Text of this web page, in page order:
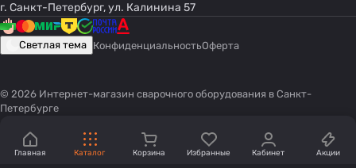
г. Санкт-Петербург, ул. Калинина 57
Светлая тема КонфиденциальностьОферта
© 2026 Интернет-магазин сварочного оборудования в Санкт-
Петербурге
Главная Каталог Корзина Избранные Кабинет Акции